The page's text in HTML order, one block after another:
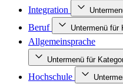
Integration
Beruf Untermenü für
Allgemeinsprache
Untermenü für
Hochschule